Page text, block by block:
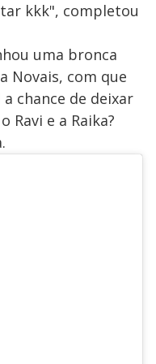
kkk", completou
uma bronca
Novais, com que
chance de deixar
Ravi e a Raika?